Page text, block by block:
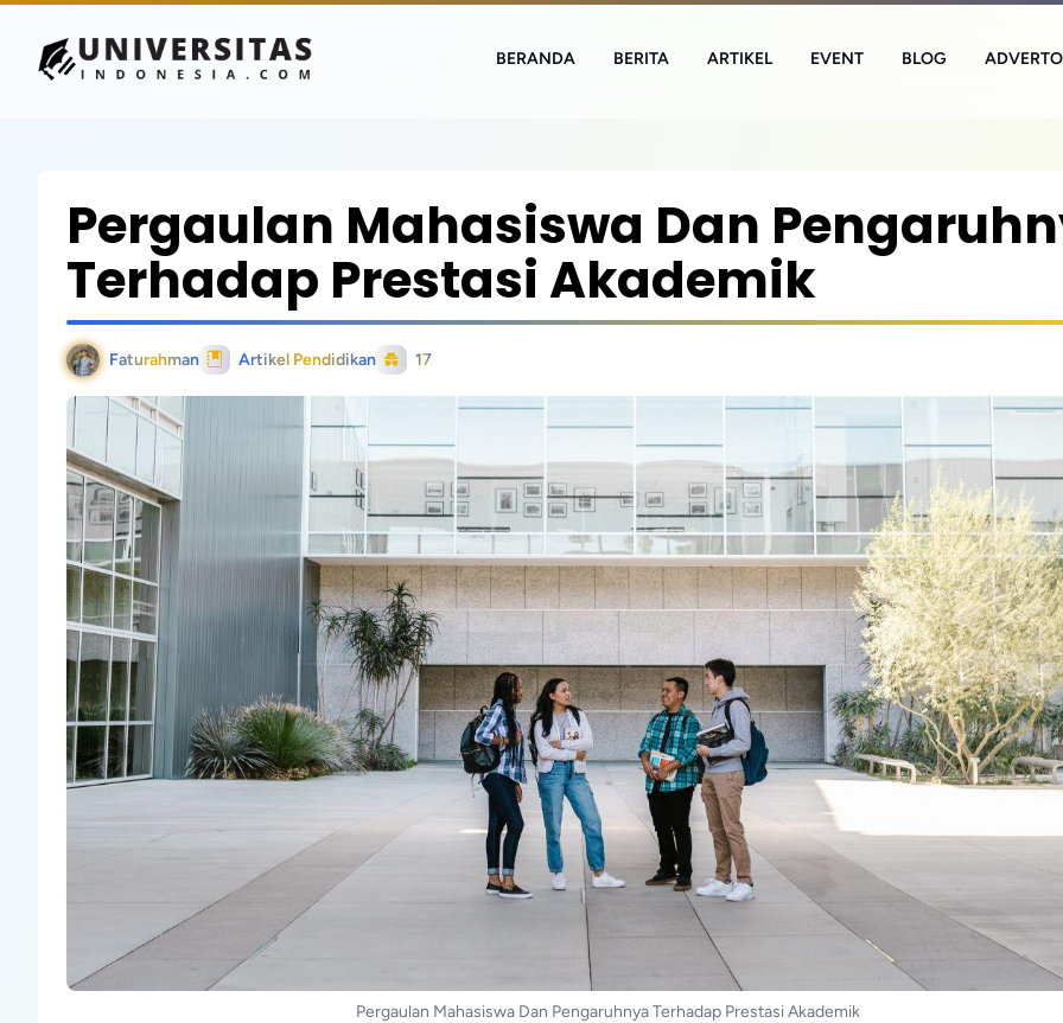
BERANDA BERITA ARTIKEL EVENT BLOG
Pergaulan Mahasiswa Dan
Terhadap Prestasi Akademik
Faturahman Artikel Pendidikan 17
Pergaulan Mahasiswa Dan Pengaruhnya Terhadap Prestasi Akademik